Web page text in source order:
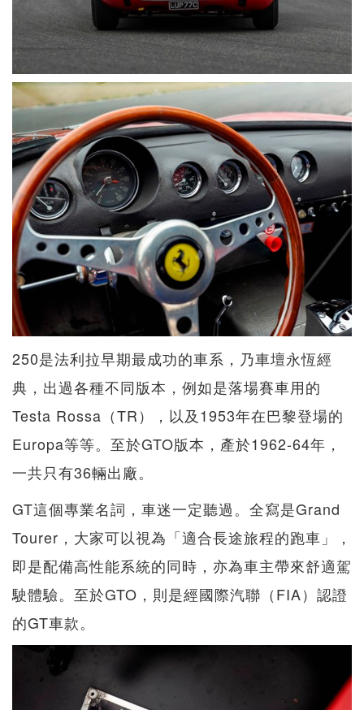
250是法利拉早期最成功的車系，乃車壇永恆經
典，出過各種不同版本，例如是落場賽車用的
Testa Rossa（TR），以及1953年在巴黎登場的
Europa等等。至於GTO版本，產於1962-64年，
一共只有36輛出廠。
GT這個專業名詞，車迷一定聽過。全寫是Grand
Tourer，大家可以視為「適合長途旅程的跑車」，
即是配備高性能系統的同時，亦為車主帶來舒適駕
駛體驗。至於GTO，則是經國際汽聯（FIA）認證
的GT車款。